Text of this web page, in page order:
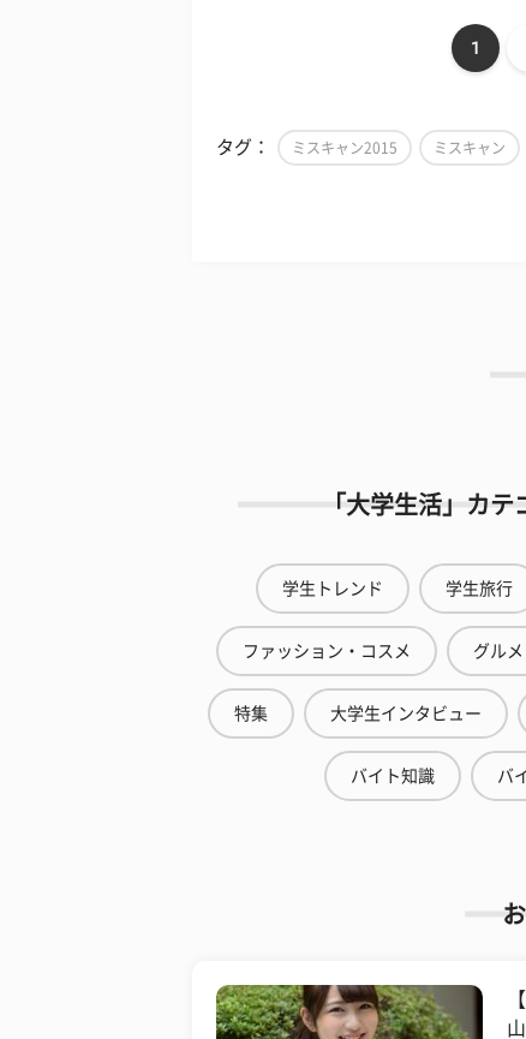
1
タグ： ミスキャン2015 ミスキャン
「大学生活」カ
学生トレンド 学生旅行
ファッション・コスメ グルメ
特集 大学生インタビュー
バイト知識 バ